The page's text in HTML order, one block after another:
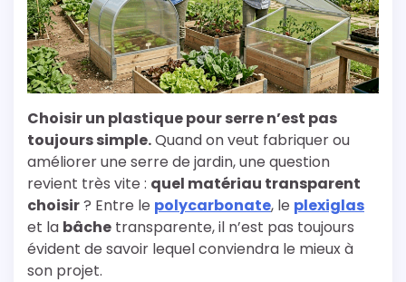
Choisir un plastique pour serre n’est pas
toujours simple.Quand on veut fabriquer ou
améliorer une serre de jardin, une question
revient très vite : quel matériau transparent
choisir? Entre le polycarbonate, le plexiglas
et la bâche transparente, il n’est pas toujours
évident de savoir lequel conviendra le mieux à
son projet.